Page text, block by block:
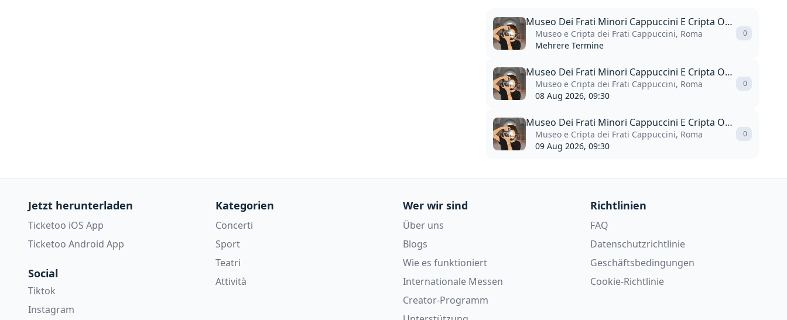
Museo Dei Frati Minori Cappuccini E Cripta Ossario
Museo e Cripta dei Frati Cappuccini, Roma
Mehrere Termine
0
Museo Dei Frati Minori Cappuccini E Cripta Ossario
Museo e Cripta dei Frati Cappuccini, Roma
08 Aug 2026, 09:30
0
Museo Dei Frati Minori Cappuccini E Cripta Ossario
Museo e Cripta dei Frati Cappuccini, Roma
09 Aug 2026, 09:30
0
Jetzt herunterladen
Ticketoo iOS App
Ticketoo Android App
Social
Tiktok
Instagram
Kategorien
Concerti
Sport
Teatri
Attività
Wer wir sind
Über uns
Blogs
Wie es funktioniert
Internationale Messen
Creator-Programm
Richtlinien
FAQ
Datenschutzrichtlinie
Geschäftsbedingungen
Cookie-Richtlinie